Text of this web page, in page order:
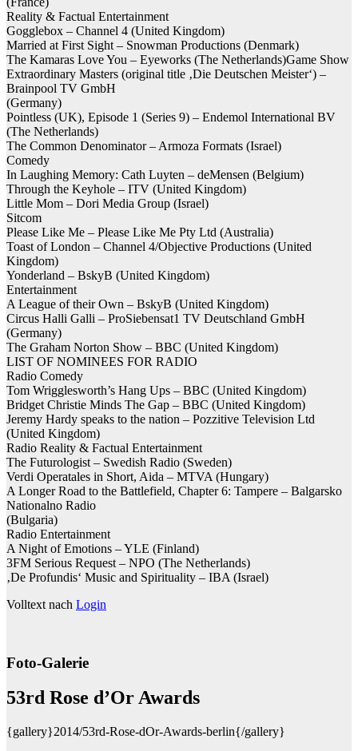
Reality & Factual Entertainment
Gogglebox – Channel 4 (United Kingdom)
Married at First Sight – Snowman Productions (Denmark)
The Kamaras Love You – Eyeworks (The Netherlands)Game Show
Extraordinary Masters (original title ‚Die Deutschen Meister‘) –
Brainpool TV GmbH
(Germany)
Pointless (UK), Episode 1 (Series 9) – Endemol International BV
(The Netherlands)
The Common Denominator – Armoza Formats (Israel)
Comedy
In Laughing Memory: Cath Luyten – deMensen (Belgium)
Through the Keyhole – ITV (United Kingdom)
Little Mom – Dori Media Group (Israel)
Sitcom
Please Like Me – Please Like Me Pty Ltd (Australia)
Toast of London – Channel 4/Objective Productions (United
Kingdom)
Yonderland – BskyB (United Kingdom)
Entertainment
A League of their Own – BskyB (United Kingdom)
Circus Halli Galli – ProSiebensat1 TV Deutschland GmbH
(Germany)
The Graham Norton Show – BBC (United Kingdom)
LIST OF NOMINEES FOR RADIO
Radio Comedy
Tom Wrigglesworth’s Hang Ups – BBC (United Kingdom)
Bridget Christie Minds The Gap – BBC (United Kingdom)
Jeremy Hardy speaks to the nation – Pozzitive Television Ltd
(United Kingdom)
Radio Reality & Factual Entertainment
The Futurologist – Swedish Radio (Sweden)
Verdi Operatales in Short, Aida – MTVA (Hungary)
A Longer Road to the Battlefield, Chapter 6: Tampere – Balgarsko
Nationalno Radio
(Bulgaria)
Radio Entertainment
A Night of Emotions – YLE (Finland)
3FM Serious Request – NPO (The Netherlands)
‚De Profundis‘ Music and Spirituality – IBA (Israel)
Volltext nach Login
Foto-Galerie
53rd Rose d’Or Awards
{gallery}2014/53rd-Rose-dOr-Awards-berlin{/gallery}